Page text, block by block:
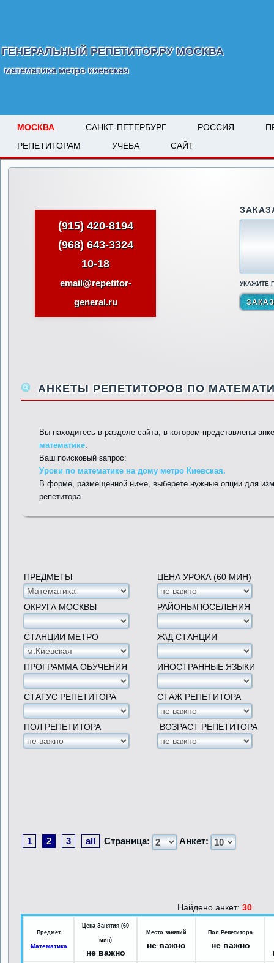
ГЕНЕРАЛЬНЫЙ РЕПЕТИТОР.РУ МОСКВА
математика метро киевская
МОСКВА САНКТ-ПЕТЕРБУРГ РОССИЯ
РЕПЕТИТОРАМ
УЧЕБА САЙТ
(915) 420-8194
(968) 643-3324
10-18
email@repetitor-
general.ru
УКАЖИТЕ
АНКЕТЫ РЕПЕТИТОРОВ ПО
Вы находитесь в разделе сайта, в котором представлены
математике.
Ваш поисковый запрос:
Уроки по математике на дому метро Киевская.
В форме, размещенной ниже, выберете нужные опции для
репетитора.
ПРЕДМЕТЫ ЦЕНА УРОКА (60 МИН)
ОКРУГА МОСКВЫ РАЙОНЫ\ПОСЕЛЕНИЯ
СТАНЦИИ МЕТРО Ж\Д СТАНЦИИ
ПРОГРАММА ОБУЧЕНИЯ ИНОСТРАННЫЕ ЯЗЫКИ
СТАТУС РЕПЕТИТОРА СТАЖ РЕПЕТИТОРА
ПОЛ РЕПЕТИТОРА ВОЗРАСТ РЕПЕТИТОРА
1 2 3 all Страница: Анкет:
Найдено анкет: 30
Предмет
Математика
Цена Занятия (60
мин)
не важно
Место занятий
не важно
Пол Репетитора
не важно